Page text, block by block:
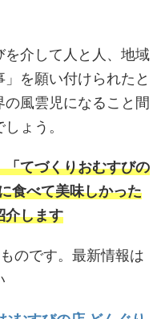
介して人と人、地域
を願い付けられたと
風雲児になること間
ょう。
てづくりおむすびの
食べて美味しかった
介します
のです。最新情報は